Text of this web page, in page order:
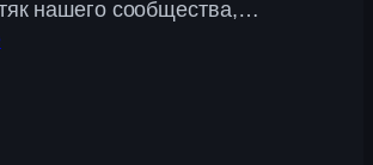
нашего сообщества,…